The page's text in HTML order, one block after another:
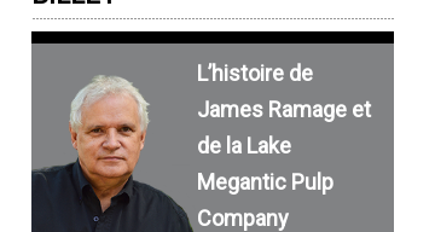
L’histoire de
James Ramage et
de la Lake
Megantic Pulp
Company